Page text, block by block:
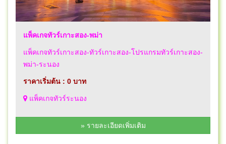
แพ็คเกจทัวร์เกาะสอง-พม่า
แพ็คเกจทัวร์เกาะสอง-ทัวร์เกาะสอง-โปรแกรมทัวร์เกาะสอง-
พม่า-ระนอง
ราคาเริ่มต้น : 0 บาท
แพ็คเกจทัวร์ระนอง
» รายละเอียดเพิ่มเติม